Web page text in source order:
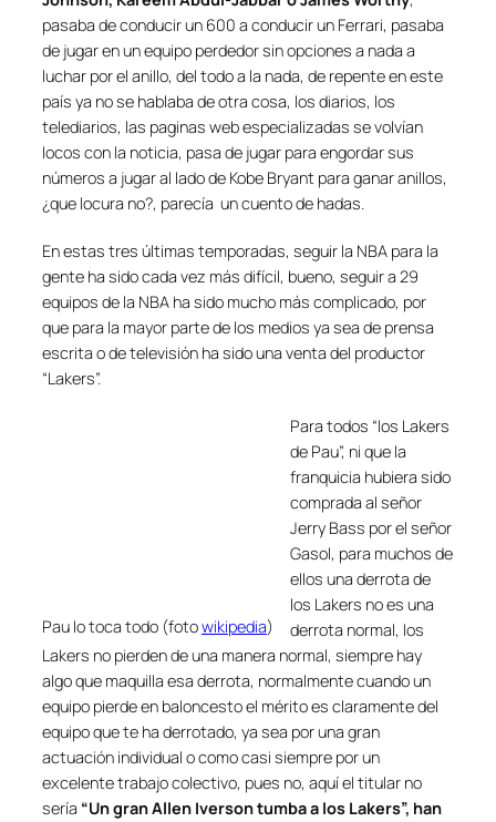
pasaba de conducir un 600 a conducir un Ferrari, pasaba
de jugar en un equipo perdedor sin opciones a nada a
luchar por el anillo, del todo a la nada, de repente en este
país ya no se hablaba de otra cosa, los diarios, los
telediarios, las paginas web especializadas se volvían
locos con la noticia, pasa de jugar para engordar sus
números a jugar al lado de Kobe Bryant para ganar anillos,
¿que locura no?, parecía un cuento de hadas.
En estas tres últimas temporadas, seguir la NBA para la
gente ha sido cada vez más difícil, bueno, seguir a 29
equipos de la NBA ha sido mucho más complicado, por
que para la mayor parte de los medios ya sea de prensa
escrita o de televisión ha sido una venta del productor
“Lakers”.
Pau lo toca todo (fotowikipedia)
Para todos “los Lakers
de Pau”, ni que la
franquicia hubiera sido
comprada al señor
Jerry Bass por el señor
Gasol, para muchos de
ellos una derrota de
los Lakers no es una
derrota normal, los
Lakers no pierden de una manera normal, siempre hay
algo que maquilla esa derrota, normalmente cuando un
equipo pierde en baloncesto el mérito es claramente del
equipo que te ha derrotado, ya sea por una gran
actuación individual o como casi siempre por un
excelente trabajo colectivo, pues no, aquí el titular no
sería “Un gran Allen Iverson tumba a los Lakers”, han